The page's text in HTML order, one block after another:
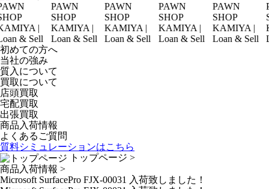
|
& Sell
PAWN
SHOP
KAMIYA |
Loan & Sell
PAWN
SHOP
KAMIYA |
Loan & Sell
PAWN
SHOP
KAMIYA |
Loan & Sell
PAWN
SHOP
KAMIYA |
Loan & Sell
初めての方へ
当社の強み
質入について
買取について
店頭買取
宅配買取
出張買取
商品入荷情報
よくあるご質問
質料シミュレーションはこちら
トップページ >
商品入荷情報 >
Microsoft SurfacePro FJX-00031 入荷致しました！